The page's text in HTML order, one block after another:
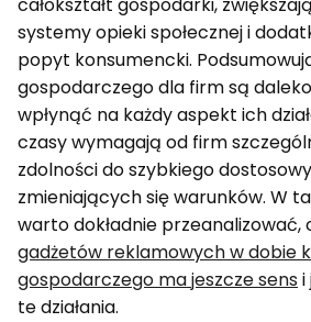
całokształt gospodarki,
systemy opieki społecznej i
popyt konsumencki.
gospodarczego dla firm są
wpłynąć na każdy aspekt ich
czasy wymagają od firm
zdolności do szybkiego
zmieniających się warunków. W
warto dokładnie przeanalizować,
gadżetów reklamowych w dobie
gospodarczego ma jeszcze sensi
te działania.